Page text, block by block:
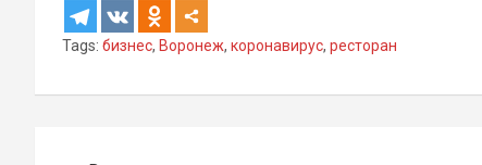
Tags: бизнес, Воронеж, коронавирус, ресторан